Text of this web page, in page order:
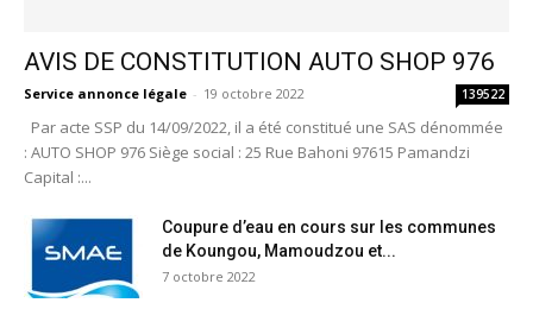
AVIS DE CONSTITUTION AUTO SHOP 976
Service annonce légale - 19 octobre 2022 139522
Par acte SSP du 14/09/2022, il a été constitué une SAS dénommée
: AUTO SHOP 976 Siège social : 25 Rue Bahoni 97615 Pamandzi
Capital :...
Coupure d’eau en cours sur les communes
de Koungou, Mamoudzou et...
7 octobre 2022